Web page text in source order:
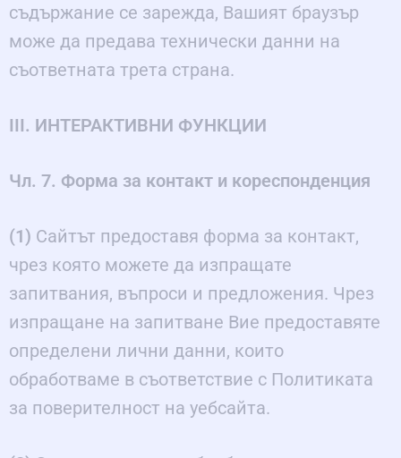
съдържание се зарежда, Вашият браузър
може да предава технически данни на
съответната трета страна.
III. ИНТЕРАКТИВНИ ФУНКЦИИ
Чл. 7. Форма за контакт и кореспонденция
(1) Сайтът предоставя форма за контакт,
чрез която можете да изпращате
запитвания, въпроси и предложения. Чрез
изпращане на запитване Вие предоставяте
определени лични данни, които
обработваме в съответствие с Политиката
за поверителност на уебсайта.